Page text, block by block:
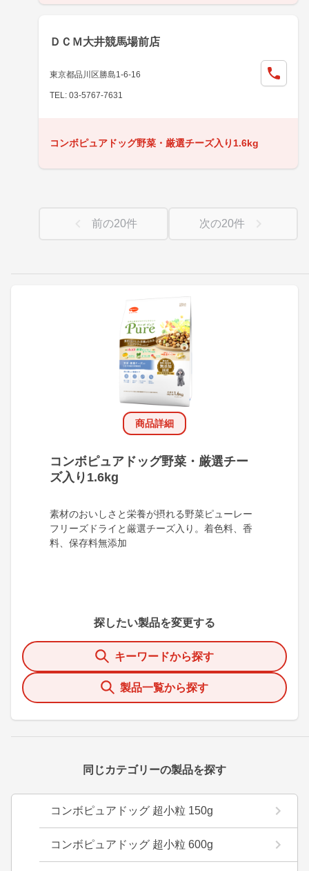
商品詳細
コンボピュアドッグ野菜・厳選チー
ズ入り1.6kg
素材のおいしさと栄養が摂れる野菜ピューレー
フリーズドライと厳選チーズ入り。着色料、香
料、保存料無添加
探したい製品を変更する
キーワードから探す
製品一覧から探す
同じカテゴリーの製品を探す
コンボピュアドッグ 超小粒 150g
コンボピュアドッグ 超小粒 600g
ＤＣＭ大井競馬場前店
東京都品川区勝島1-6-16
TEL: 03-5767-7631
コンボピュアドッグ野菜・厳選チーズ入り1.6kg
前の20件 次の20件